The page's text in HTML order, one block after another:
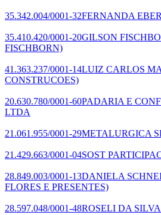
35.342.004/0001-32FERNANDA
35.410.420/0001-20GILSON
FISCHBORN)
41.363.237/0001-14LUIZ CARLOS
CONSTRUCOES)
20.630.780/0001-60PADARIA E
LTDA
21.061.955/0001-29METALURGICA
21.429.663/0001-04SOST
28.849.003/0001-13DANIELA
FLORES E PRESENTES)
28.597.048/0001-48ROSELI DA SILVA